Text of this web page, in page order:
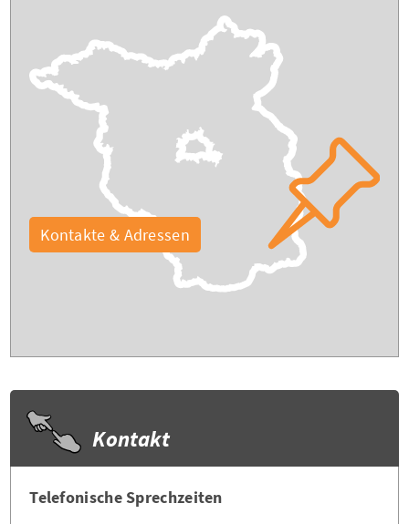
Kontakte & Adressen
Kontakt
Telefonische Sprechzeiten